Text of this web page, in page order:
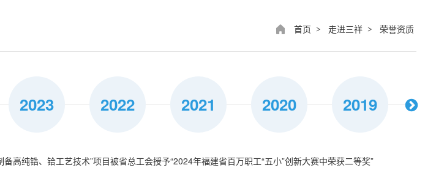
首页 > 走进三祥 > 荣誉资质
2023 2022 2021 2020 2019
高纯锆、铪工艺技术”项目被省总工会授予“2024年福建省百万职工“五小”创新大赛中荣获二等奖”
小组被福建省总工会认定为“福建省模范职工小家”
肺炎疫情先进民营企业”
建省政协委员”